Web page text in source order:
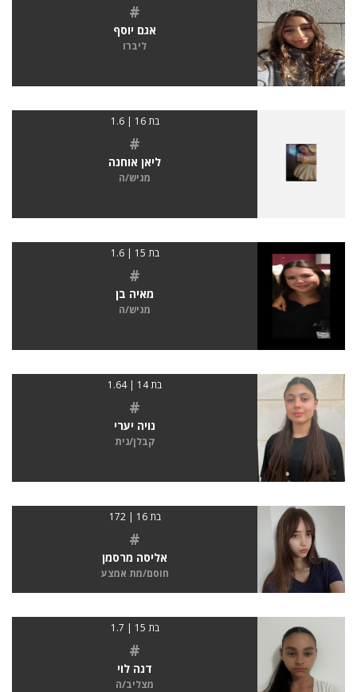
#
אגם יוסף
ליברו
בת 16 | 1.6
#
ליאן אוחנה
מגיש/ה
בת 15 | 1.6
#
מאיה בן
מגיש/ה
בת 14 | 1.64
#
נויה יערי
קבלן/נית
בת 16 | 172
#
אליסה מרסמן
חוסם/מת אמצע
בת 15 | 1.7
#
דנה לוי
מצליב/ה